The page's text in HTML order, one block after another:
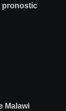
pronostic
Malawi